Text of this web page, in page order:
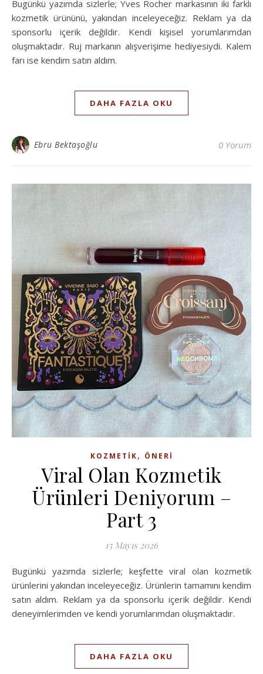
Bugünkü yazımda sizlerle; Yves Rocher markasının iki farklı
kozmetik ürününü, yakından inceleyeceğiz. Reklam ya da
sponsorlu içerik değildir. Kendi kişisel yorumlarımdan
oluşmaktadır. Ruj markanın alışverişime hediyesiydi. Kalem
farı ise kendim satın aldım.
DAHA FAZLA OKU
Ebru Bektaşoğlu 0 Yorum
KOZMETIK, ÖNERI
Viral Olan Kozmetik
Ürünleri Deniyorum –
Part 3
15 Mayıs 2026
Bugünkü yazımda sizlerle; keşfette viral olan kozmetik
ürünlerini yakından inceleyeceğiz. Ürünlerin tamamını kendim
satın aldım. Reklam ya da sponsorlu içerik değildir. Kendi
deneyimlerimden ve kendi yorumlarımdan oluşmaktadır.
DAHA FAZLA OKU